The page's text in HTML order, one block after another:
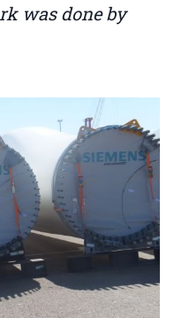
was done by